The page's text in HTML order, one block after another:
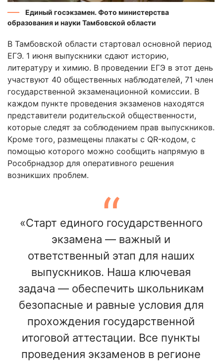
Единый госэкзамен. Фото министерства
образования и науки Тамбовской области
В Тамбовской области стартовал основной период
ЕГЭ. 1 июня выпускники сдают историю,
литературу и химию. В проведении ЕГЭ в этот день
участвуют 40 общественных наблюдателей, 71 член
государственной экзаменационной комиссии. В
каждом пункте проведения экзаменов находятся
представители родительской общественности,
которые следят за соблюдением прав выпускников.
Кроме того, размещены плакаты с QR-кодом, с
помощью которого можно сообщить напрямую в
Рособрнадзор для оперативного решения
возникших проблем.
«Старт единого государственного
экзамена — важный и
ответственный этап для наших
выпускников. Наша ключевая
задача — обеспечить школьникам
безопасные и равные условия для
прохождения государственной
итоговой аттестации. Все пункты
проведения экзаменов в регионе